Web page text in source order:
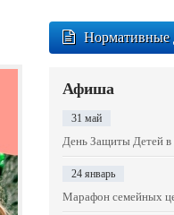
Нормативные
Афиша
31 май
День Защиты Детей в
24 январь
Марафон семейных